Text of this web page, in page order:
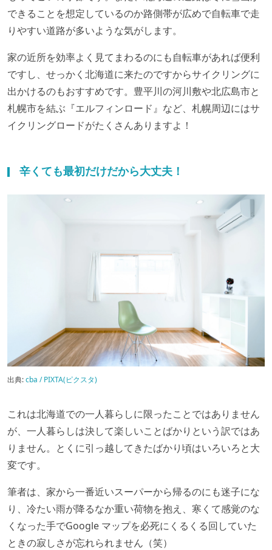
できることを想定しているのか路側帯が広めで自転車で走
りやすい道路が多いような気がします。
家の近所を効率よく見てまわるのにも自転車があれば便利
ですし、せっかく北海道に来たのですからサイクリングに
出かけるのもおすすめです。豊平川の河川敷や北広島市と
札幌市を結ぶ『エルフィンロード』など、札幌周辺にはサ
イクリングロードがたくさんありますよ！
辛くても最初だけだから大丈夫！
出典:cba / PIXTA(ピクスタ)
これは北海道での一人暮らしに限ったことではありません
が、一人暮らしは決して楽しいことばかりという訳ではあ
りません。とくに引っ越してきたばかり頃はいろいろと大
変です。
筆者は、家から一番近いスーパーから帰るのにも迷子にな
り、冷たい雨が降るなか重い荷物を抱え、寒くて感覚のな
くなった手でGoogle マップを必死にくるくる回していた
ときの寂しさが忘れられません（笑）